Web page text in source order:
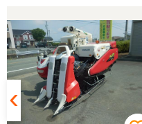
香川県／井上
とても良くしても
います。